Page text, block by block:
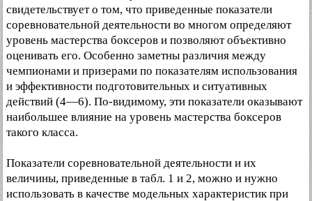
свидетельствует о том, что приведенные показатели
соревновательной деятельности во многом определяют
уровень мастерства боксеров и позволяют объективно
оценивать его. Особенно заметны различия между
чемпионами и призерами по показателям использования
и эффективности подготовительных и ситуативных
действий (4—6). По-видимому, эти показатели оказывают
наибольшее влияние на уровень мастерства боксеров
такого класса.
Показатели соревновательной деятельности и их
величины, приведенные в табл. 1 и 2, можно и нужно
использовать в качестве модельных характеристик при